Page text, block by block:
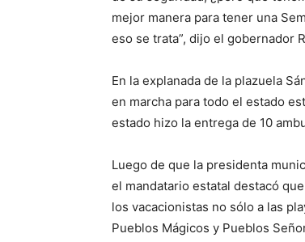
mejor manera para tener una
eso se trata”, dijo el gobernador
En la explanada de la plazuela
en marcha para todo el estado
estado hizo la entrega de 10
Luego de que la presidenta
el mandatario estatal destacó
los vacacionistas no sólo a las
Pueblos Mágicos y Pueblos